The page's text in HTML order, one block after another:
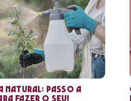
natural: Passo a
fazer o seu!